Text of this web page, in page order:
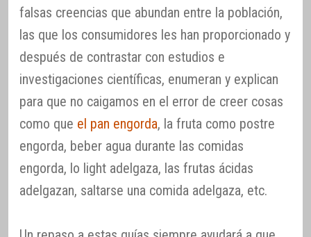
falsas creencias que abundan entre la población,
las que los consumidores les han proporcionado y
después de contrastar con estudios e
investigaciones científicas, enumeran y explican
para que no caigamos en el error de creer cosas
como que el pan engorda, la fruta como postre
engorda, beber agua durante las comidas
engorda, lo light adelgaza, las frutas ácidas
adelgazan, saltarse una comida adelgaza, etc.